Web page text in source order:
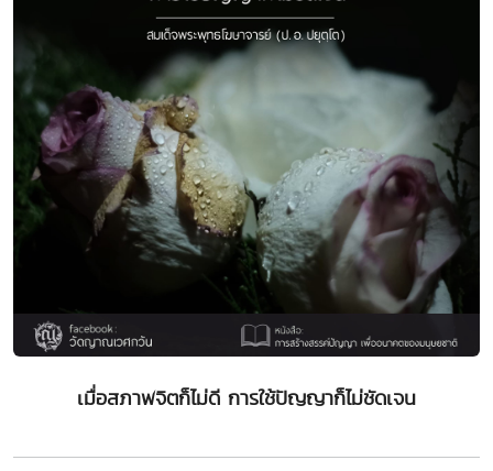
เมื่อสภาพจิตก็ไม่ดี การใช้ปัญญาก็ไม่ชัดเจน